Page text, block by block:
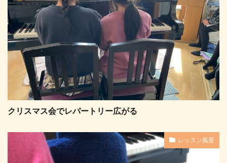
クリスマス会でレパートリー広がる
レッスン風景